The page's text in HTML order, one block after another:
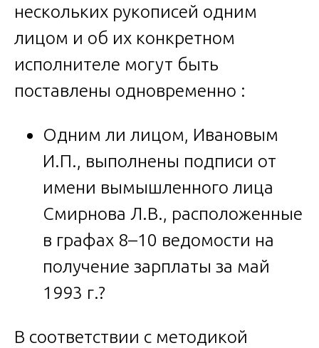
нескольких рукописей одним
лицом и об их конкретном
исполнителе могут быть
поставлены одновременно :
Одним ли лицом, Ивановым
И.П., выполнены подписи от
имени вымышленного лица
Смирнова Л.В., расположенные
в графах 8–10 ведомости на
получение зарплаты за май
1993 г.?
В соответствии с методикой